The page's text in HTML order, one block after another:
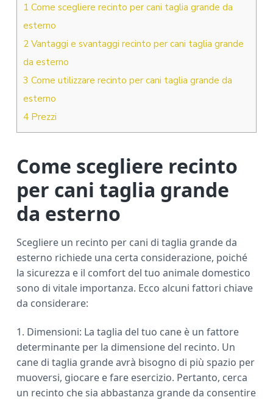
1 Come scegliere recinto per cani taglia grande da
esterno
2Vantaggi e svantaggi recinto per cani taglia grande
da esterno
3 Come utilizzare recinto per cani taglia grande da
esterno
4Prezzi
Come scegliere recinto
per cani taglia grande
da esterno
Scegliere un recinto per cani di taglia grande da
esterno richiede una certa considerazione, poiché
la sicurezza e il comfort del tuo animale domestico
sono di vitale importanza. Ecco alcuni fattori chiave
da considerare:
1. Dimensioni: La taglia del tuo cane è un fattore
determinante per la dimensione del recinto. Un
cane di taglia grande avrà bisogno di più spazio per
muoversi, giocare e fare esercizio. Pertanto, cerca
un recinto che sia abbastanza grande da consentire